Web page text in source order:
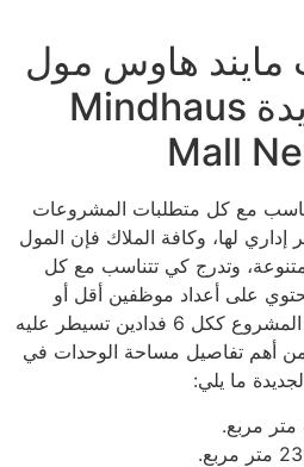
هاوس مول
القطامية الجديدة Mindhaus
Mall
مع كل متطلبات المشروعات
لها، وكافة الملاك فإن المول
وتدرج كي تتناسب مع كل
تحتوي على أعداد موظفين أقل أو
متوسط أو كثيرين، ومساحة المشروع ككل 6 فدادين تسيطر عليه
أهم تفاصيل مساحة الوحدات في
ما يلي: